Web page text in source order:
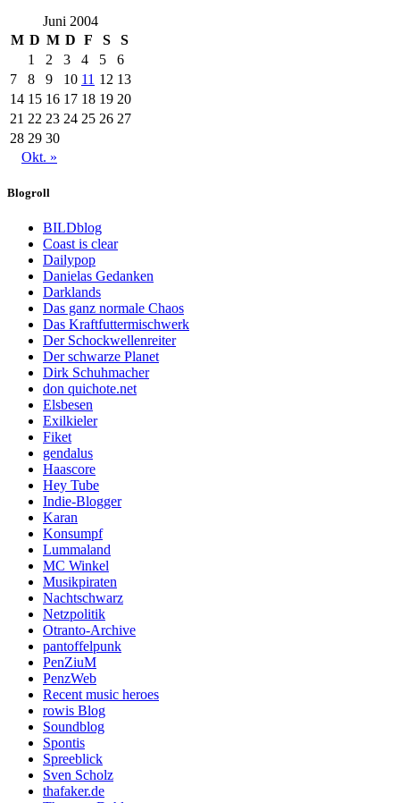
Juni 2004
M D M D F S
S
1
2 3 4 5
6
7
8 9 10 11 12 13
14 15 16 17 18 19 20
21 22 23 24 25 26 27
28 29 30
Okt. »
Blogroll
BILDblog
Coast is clear
Dailypop
Danielas Gedanken
Darklands
Das ganz normale Chaos
Das Kraftfuttermischwerk
Der Schockwellenreiter
Der schwarze Planet
Dirk Schuhmacher
don quichote.net
Elsbesen
Exilkieler
Fiket
gendalus
Haascore
Hey Tube
Indie-Blogger
Karan
Konsumpf
Lummaland
MC Winkel
Musikpiraten
Nachtschwarz
Netzpolitik
Otranto-Archive
pantoffelpunk
PenZiuM
PenzWeb
Recent music heroes
rowis Blog
Soundblog
Spontis
Spreeblick
Sven Scholz
thafaker.de